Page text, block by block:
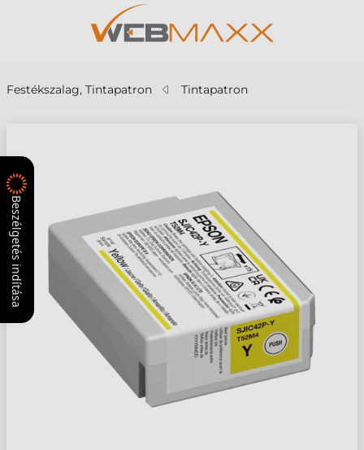
Festékszalag, Tintapatron Tintapatron
Beszélgetés indítása